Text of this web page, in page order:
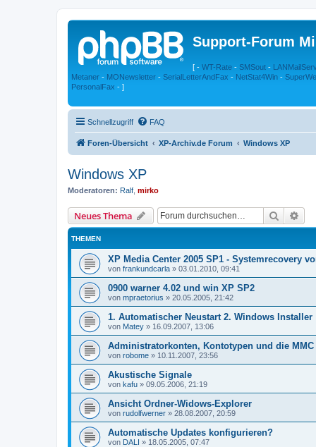
Support-Forum
[ - WT-Rate - SMSout -
Metaner - MONewsletter - SerialLetterAndFax - NetStat4Win -
PersonalFax - ]
Schnellzugriff FAQ
Foren-Übersicht XP-Archiv.de Forum Windows XP
Windows XP
Moderatoren: Ralf mirko
Neues Thema Suche
THEMEN
XP Media Center 2005 SP1 - Systemrecovery
von frankundcarla » 03.01.2010, 09:41
0900 warner 4.02 und win XP SP2
von mpraetorius » 20.05.2005, 21:42
1. Automatischer Neustart 2. Windows Installer
von Matey » 16.09.2007, 13:06
Administratorkonten, Kontotypen und die MMC
von robome » 10.11.2007, 23:56
Akustische Signale
von kafu » 09.05.2006, 21:19
Ansicht Ordner-Widows-Explorer
von rudolfwerner » 28.08.2007, 20:59
Automatische Updates konfigurieren?
von DALI » 18.05.2005, 07:47